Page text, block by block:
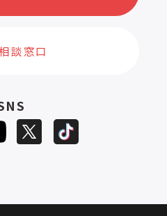
談窓口